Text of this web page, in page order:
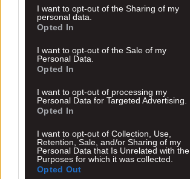
I want to opt-out of the Sharing of my
personal data.
Opted In
I want to opt-out of the Sale of my
Personal Data.
Opted In
I want to opt-out of processing my
Personal Data for Targeted Advertising.
Opted In
I want to opt-out of Collection, Use,
Retention, Sale, and/or Sharing of my
Personal Data that Is Unrelated with the
Purposes for which it was collected.
Opted Out
Δείτε αυτή τη δημοσίευση στο Instagram.